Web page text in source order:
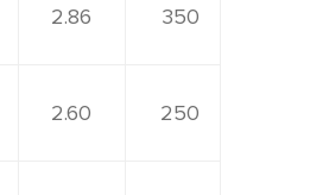
2.86 350
2.60 250